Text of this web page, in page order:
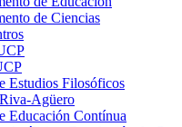
de Ciencias
Estudios Filosóficos
Agüero
Educación Contínua